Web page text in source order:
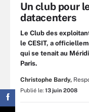
Un club pour
datacenters
Le Club des
le CESIT, a
qui se tenait au
Paris.
Christophe Bardy,
Publié le: 13 juin 2008